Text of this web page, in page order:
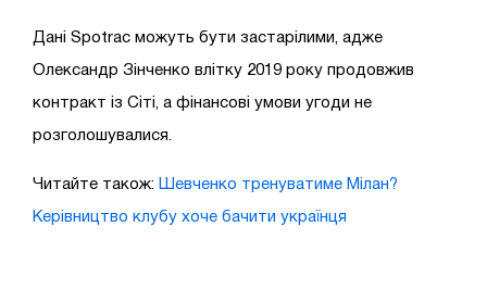
Дані Spotrac можуть бути застарілими, адже
Олександр Зінченко влітку 2019 року продовжив
контракт із Сіті, а фінансові умови угоди не
розголошувалися.
Читайте також: Шевченко тренуватиме Мілан?
Керівництво клубу хоче бачити українця